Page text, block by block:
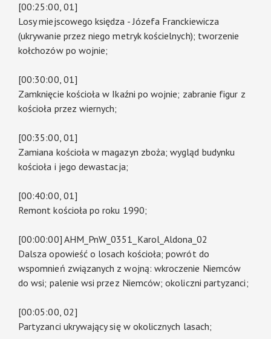
[00:25:00, 01]
Losy miejscowego księdza - Józefa Franckiewicza
(ukrywanie przez niego metryk kościelnych); tworzenie
kołchozów po wojnie;
[00:30:00, 01]
Zamknięcie kościoła w Ikaźni po wojnie; zabranie figur z
kościoła przez wiernych;
[00:35:00, 01]
Zamiana kościoła w magazyn zboża; wygląd budynku
kościoła i jego dewastacja;
[00:40:00, 01]
Remont kościoła po roku 1990;
[00:00:00] AHM_PnW_0351_Karol_Aldona_02
Dalsza opowieść o losach kościoła; powrót do
wspomnień związanych z wojną: wkroczenie Niemców
do wsi; palenie wsi przez Niemców; okoliczni partyzanci;
[00:05:00, 02]
Partyzanci ukrywający się w okolicznych lasach;